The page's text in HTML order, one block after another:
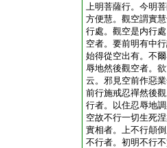
上明菩薩行。今明
方便慧。觀空謂實
行處。觀空是内行
空者。要前明有中
始得從空出有。不
辱地然後觀空者。
云。邪見空前作惡
前行施戒忍禪然後
行者。以住忍辱地
空故不行一切生死
實相者。上不行顛
不行者。初明不行